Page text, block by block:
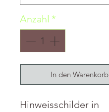
Anzahl *
In den Warenkorb
Hinweisschilder in